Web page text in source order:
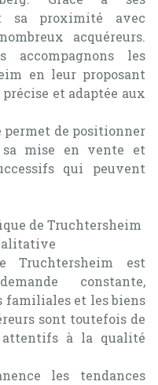
sa proximité avec
acquéreurs.
accompagnons les
en leur proposant
précise et adaptée aux
de positionner
mise en vente et
qui peuvent
de Truchtersheim
Truchtersheim est
constante,
familiales et les biens
sont toutefois de
à la qualité
les tendances